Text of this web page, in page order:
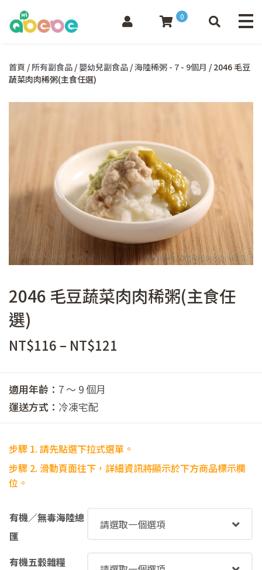
0
首頁 / 所有副食品 / 嬰幼兒副食品 /海陸稀粥 - 7 - 9個月 / 2046 毛豆
蔬菜肉肉稀粥(主食任選)
2046 毛豆蔬菜肉肉稀粥(主食任
選)
NT$116 – NT$121
到
NT$121
適用年齡： 7 ～ 9 個月
運送方式： 冷凍宅配
步驟 1. 請先點選下拉式選單。
步驟 2. 滑動頁面往下，詳細資訊將顯示於下方商品標示欄
位。
有機／無毒海陸總
匯
有機五穀雜糧